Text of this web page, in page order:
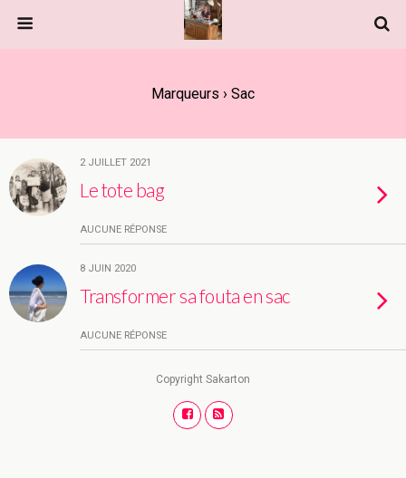
Marqueurs › Sac
2 JUILLET 2021
Le tote bag
AUCUNE RÉPONSE
8 JUIN 2020
Transformer sa fouta en sac
AUCUNE RÉPONSE
Copyright Sakarton